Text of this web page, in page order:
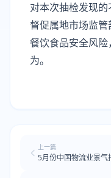
对本次抽检发现
督促属地市场监
餐饮食品安全风
为。
上一篇
5月份中国物流业景气